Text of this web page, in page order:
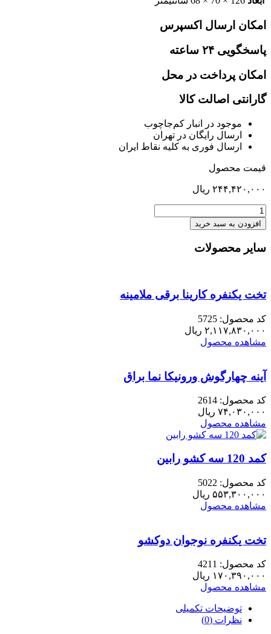
امکان ارسال اکسپرس
پاسخگویی ۲۴ ساعته
امکان پرداخت در محل
گارانتی اصالت کالا
موجود در انبار کم‌‌جاچوب
ارسال رایگان در تهران
ارسال فوری به کلیه نقاط ایران
قیمت محصول
۲۴۴,۴۲۰,۰۰۰ ریال
مبل
جلو
تخت
تاشو
یک
کارینا
عدد
افزودن به سبد خرید
سایر محصولات
تخت یکنفره کارینا برقی ملامینه
کد محصول: 5725
۲,۱۱۷,۸۳۰,۰۰۰ ریال
مشاهده محصول
آینه چهارگوش ورونیکا نما براق
کد محصول: 2614
۷۴,۰۳۰,۰۰۰ ریال
مشاهده محصول
کمد 120 سه کشو رابین
کد محصول: 5022
۵۵۳,۳۰۰,۰۰۰ ریال
مشاهده محصول
تخت یکنفره نوجوان دوکشو
کد محصول: 4211
۱۷۰,۳۹۰,۰۰۰ ریال
مشاهده محصول
توضیحات تکمیلی
نظرات (0)